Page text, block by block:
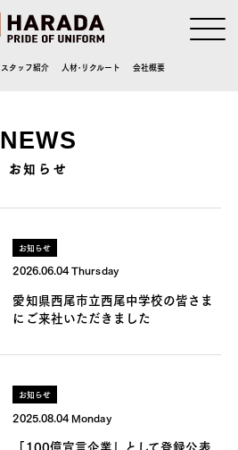
スタッフ紹介 人材･リクルート 会社概要
NEWS
お知らせ
お知らせ
2026.06.04 Thursday
愛知県西尾市立西尾中学校の皆さま
にご来社いただきました
お知らせ
2025.08.04 Monday
「100億宣言企業」として登録公表